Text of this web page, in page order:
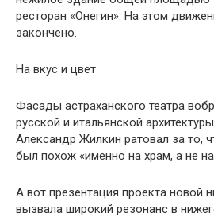
ресторан «Онегин». На этом
закончено.
На вкус и цвет
Фасады астраханского театра
русской и итальянской
Александр Жилкин ратовал за то,
был похож «именно на храм, а не
А вот презентация проекта новой
вызвала широкий резонанс в